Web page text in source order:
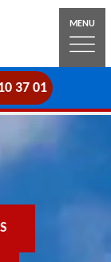
MENU
37 01